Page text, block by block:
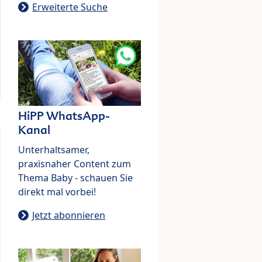
Erweiterte Suche
HiPP WhatsApp-
Kanal
Unterhaltsamer,
praxisnaher Content zum
Thema Baby - schauen Sie
direkt mal vorbei!
Jetzt abonnieren